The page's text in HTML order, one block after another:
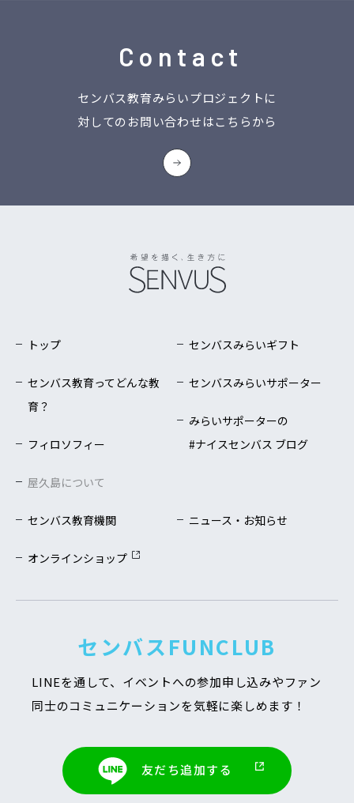
Contact
センバス教育みらいプロジェクトに
対してのお問い合わせはこちらから
トップ
センバス教育ってどんな教
育？
フィロソフィー
屋久島について
センバスみらいギフト
センバスみらいサポーター
みらいサポーターの
#ナイスセンバス ブログ
センバス教育機関 ニュース・お知らせ
オンラインショップ
センバスFUNCLUB
LINEを通して、イベントへの参加申し込みやファン
同士のコミュニケーションを気軽に楽しめます！
友だち追加する